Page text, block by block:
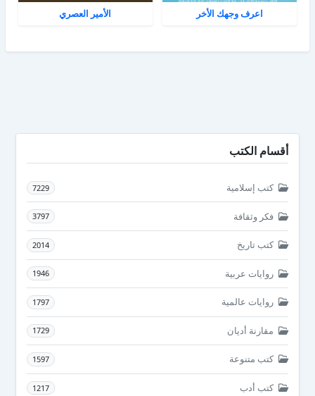
اعرف وجهك الأخر الأمير العصري
أقسام الكتب
كتب إسلامية 7229
فكر وثقافة 3797
كتب تاريخ 2014
روايات عربية 1946
روايات عالمية 1797
مقارنة أديان 1729
كتب متنوعة 1597
كتب أدب 1217